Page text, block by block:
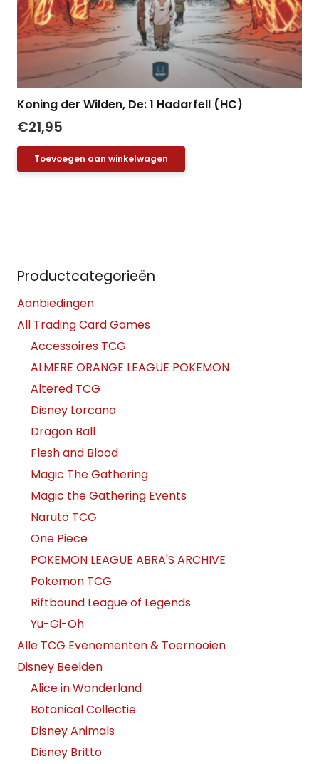
Koning der Wilden, De: 1 Hadarfell (HC)
€21,95
Toevoegen aan winkelwagen
Productcategorieën
Aanbiedingen
All Trading Card Games
Accessoires TCG
ALMERE ORANGE LEAGUE POKEMON
Altered TCG
Disney Lorcana
Dragon Ball
Flesh and Blood
Magic The Gathering
Magic the Gathering Events
Naruto TCG
One Piece
POKEMON LEAGUE ABRA'S ARCHIVE
Pokemon TCG
Riftbound League of Legends
Yu-Gi-Oh
Alle TCG Evenementen & Toernooien
Disney Beelden
Alice in Wonderland
Botanical Collectie
Disney Animals
Disney Britto